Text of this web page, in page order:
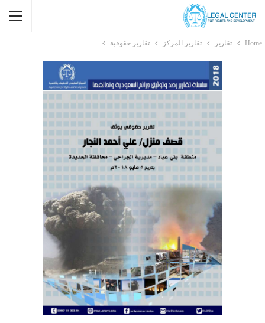
Home تقارير تقارير المركز تقارير حقوقية